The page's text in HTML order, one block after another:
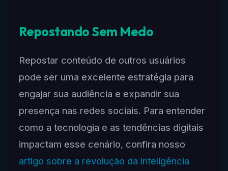
Repostando Sem Medo
Repostar conteúdo de outros usuários
pode ser uma excelente estratégia para
engajar sua audiência e expandir sua
presença nas redes sociais. Para entender
como a tecnologia e as tendências digitais
impactam esse cenário, confira nosso
artigo sobre a revolução da inteligência